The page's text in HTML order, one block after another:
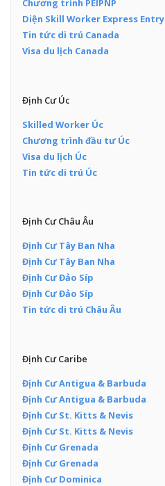
Chương trình PEIPNP
Diện Skill Worker Express Entry
Tin tức di trú Canada
Visa du lịch Canada
Định Cư Úc
Skilled Worker Úc
Chương trình đầu tư Úc
Visa du lịch Úc
Tin tức di trú Úc
Định Cư Châu Âu
Định Cư Tây Ban Nha
Định Cư Tây Ban Nha
Định Cư Đảo Síp
Định Cư Đảo Síp
Tin tức di trú Châu Âu
Định Cư Caribe
Định Cư Antigua & Barbuda
Định Cư Antigua & Barbuda
Định Cư St. Kitts & Nevis
Định Cư St. Kitts & Nevis
Định Cư Grenada
Định Cư Grenada
Định Cư Dominica